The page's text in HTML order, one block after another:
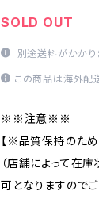
SOLD OUT
別途送料がかかり
この商品は海外配
※※注意※※
【※品質保持のため
（店舗によって在
可となりますのでご